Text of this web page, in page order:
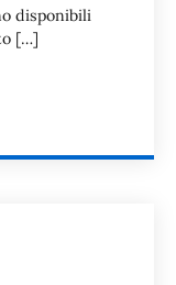
disponibili
[…]